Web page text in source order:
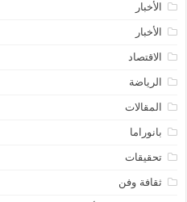
الأخبار
الأخبار
الاقتصاد
الرياضة
المقالات
بانوراما
تحقيقات
ثقافة وفن